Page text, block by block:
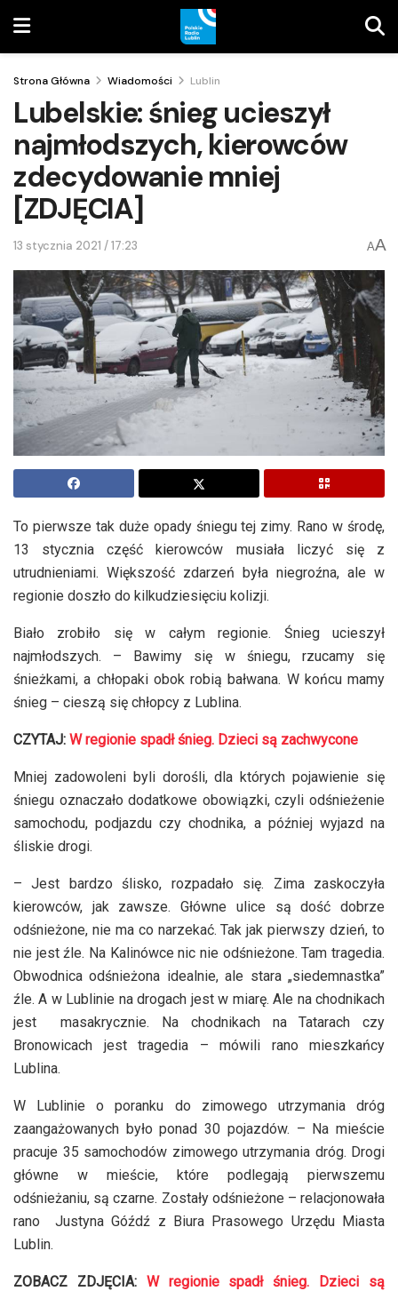
Strona Główna Wiadomości Lublin
Lubelskie: śnieg ucieszył
najmłodszych, kierowców
zdecydowanie mniej
[ZDJĘCIA]
13 stycznia 2021 / 17:23 AA
To pierwsze tak duże opady śniegu tej zimy. Rano w środę,
13 stycznia część kierowców musiała liczyć się z
utrudnieniami. Większość zdarzeń była niegroźna, ale w
regionie doszło do kilkudziesięciu kolizji.
Biało zrobiło się w całym regionie. Śnieg ucieszył
najmłodszych. – Bawimy się w śniegu, rzucamy się
śnieżkami, a chłopaki obok robią bałwana. W końcu mamy
śnieg – cieszą się chłopcy z Lublina.
CZYTAJ: W regionie spadł śnieg. Dzieci są zachwycone
Mniej zadowoleni byli dorośli, dla których pojawienie się
śniegu oznaczało dodatkowe obowiązki, czyli odśnieżenie
samochodu, podjazdu czy chodnika, a później wyjazd na
śliskie drogi.
– Jest bardzo ślisko, rozpadało się. Zima zaskoczyła
kierowców, jak zawsze. Główne ulice są dość dobrze
odśnieżone, nie ma co narzekać. Tak jak pierwszy dzień, to
nie jest źle. Na Kalinówce nic nie odśnieżone. Tam tragedia.
Obwodnica odśnieżona idealnie, ale stara „siedemnastka”
źle. A w Lublinie na drogach jest w miarę. Ale na chodnikach
jest masakrycznie. Na chodnikach na Tatarach czy
Bronowicach jest tragedia – mówili rano mieszkańcy
Lublina.
W Lublinie o poranku do zimowego utrzymania dróg
zaangażowanych było ponad 30 pojazdów. – Na mieście
pracuje 35 samochodów zimowego utrzymania dróg. Drogi
główne w mieście, które podlegają pierwszemu
odśnieżaniu, są czarne. Zostały odśnieżone – relacjonowała
rano Justyna Góźdź z Biura Prasowego Urzędu Miasta
Lublin.
ZOBACZ ZDJĘCIA: W regionie spadł śnieg. Dzieci są